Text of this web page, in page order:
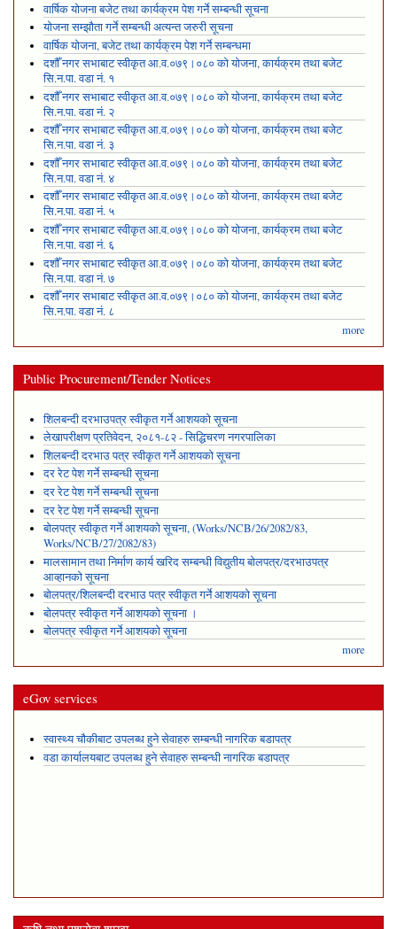
वार्षिक योजना बजेट तथा कार्यक्रम पेश गर्ने सम्बन्धी सूचना
योजना सम्झौता गर्ने सम्बन्धी अत्यन्त जरुरी सूचना
वार्षिक योजना, बजेट तथा कार्यक्रम पेश गर्ने सम्बन्धमा
दशौँ नगर सभाबाट स्वीकृत आ.व.०७९।०८० को योजना, कार्यक्रम तथा बजेट
सि.न.पा. वडा नं. १
दशौँ नगर सभाबाट स्वीकृत आ.व.०७९।०८० को योजना, कार्यक्रम तथा बजेट
सि.न.पा. वडा नं. २
दशौँ नगर सभाबाट स्वीकृत आ.व.०७९।०८० को योजना, कार्यक्रम तथा बजेट
सि.न.पा. वडा नं. ३
दशौँ नगर सभाबाट स्वीकृत आ.व.०७९।०८० को योजना, कार्यक्रम तथा बजेट
सि.न.पा. वडा नं. ४
दशौँ नगर सभाबाट स्वीकृत आ.व.०७९।०८० को योजना, कार्यक्रम तथा बजेट
सि.न.पा. वडा नं. ५
दशौँ नगर सभाबाट स्वीकृत आ.व.०७९।०८० को योजना, कार्यक्रम तथा बजेट
सि.न.पा. वडा नं. ६
दशौँ नगर सभाबाट स्वीकृत आ.व.०७९।०८० को योजना, कार्यक्रम तथा बजेट
सि.न.पा. वडा नं. ७
दशौँ नगर सभाबाट स्वीकृत आ.व.०७९।०८० को योजना, कार्यक्रम तथा बजेट
सि.न.पा. वडा नं. ८
more
Public Procurement/Tender Notices
शिलबन्दी दरभाउपत्र स्वीकृत गर्ने आशयको सूचना
लेखापरीक्षण प्रतिवेदन, २०८१-८२ - सिद्धिचरण नगरपालिका
शिलबन्दी दरभाउ पत्र स्वीकृत गर्ने आशयको सूचना
दर रेट पेश गर्ने सम्बन्धी सूचना
दर रेट पेश गर्ने सम्बन्धी सूचना
दर रेट पेश गर्ने सम्बन्धी सूचना
बोलपत्र स्वीकृत गर्ने आशयको सूचना, (Works/NCB/26/2082/83,
Works/NCB/27/2082/83)
मालसामान तथा निर्माण कार्य खरिद सम्बन्धी विद्युतीय बोलपत्र/दरभाउपत्र
आव्हानको सूचना
बोलपत्र/शिलबन्दी दरभाउ पत्र स्वीकृत गर्ने आशयको सूचना
बोलपत्र स्वीकृत गर्ने आशयको सूचना ।
बोलपत्र स्वीकृत गर्ने आशयको सूचना
more
eGov services
स्वास्थ्य चौकीबाट उपलब्ध हुने सेवाहरु सम्बन्धी नागरिक बडापत्र
वडा कार्यालयबाट उपलब्ध हुने सेवाहरु सम्बन्धी नागरिक बडापत्र